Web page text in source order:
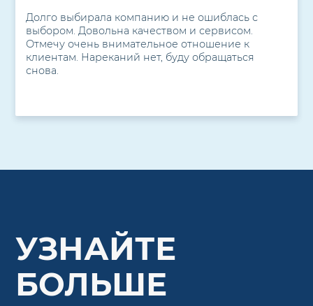
Долго выбирала компанию и не ошиблась с
выбором. Довольна качеством и сервисом.
Отмечу очень внимательное отношение к
клиентам. Нареканий нет, буду обращаться
снова.
УЗНАЙТЕ
БОЛЬШЕ